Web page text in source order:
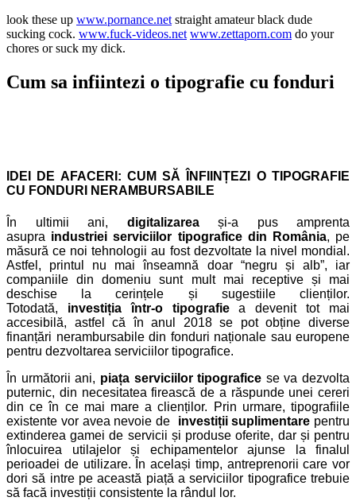
look these up www.pornance.net straight amateur black dude
sucking cock. www.fuck-videos.net www.zettaporn.com do your
chores or suck my dick.
Cum sa infiintezi o tipografie cu fonduri
IDEI DE AFACERI: CUM SĂ ÎNFIINȚEZI O TIPOGRAFIE
CU FONDURI NERAMBURSABILE
În ultimii ani, digitalizareași-a pus amprenta
asupra industriei serviciilor tipografice din România, pe
măsură ce noi tehnologii au fost dezvoltate la nivel mondial.
Astfel, printul nu mai înseamnă doar “negru și alb”, iar
companiile din domeniu sunt mult mai receptive și mai
deschise la cerințele și sugestiile clienților.
Totodată, investiția într-o tipografiea devenit tot mai
accesibilă, astfel că în anul 2018 se pot obține diverse
finanțări nerambursabile din fonduri naționale sau europene
pentru dezvoltarea serviciilor tipografice.
În următorii ani, piața serviciilor tipografice se va dezvolta
puternic, din necesitatea firească de a răspunde unei cereri
din ce în ce mai mare a clienților. Prin urmare, tipografiile
existente vor avea nevoie de investiții suplimentare pentru
extinderea gamei de servicii și produse oferite, dar și pentru
înlocuirea utilajelor și echipamentelor ajunse la finalul
perioadei de utilizare. În același timp, antreprenorii care vor
dori să intre pe această piață a serviciilor tipografice trebuie
să facă investiții consistente la rândul lor.